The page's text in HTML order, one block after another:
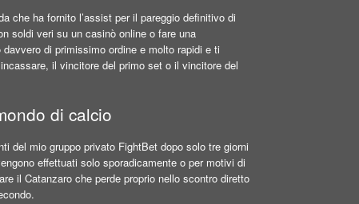
che ha fornito l’assist per il pareggio definitivo di
soldi veri su un casinò online o fare una
di primissimo ordine e molto rapidi e ti
il vincitore del primo set o il vincitore del
di calcio
del mio gruppo privato FightBet dopo solo tre giorni
effettuati solo sporadicamente o per motivi di
il Catanzaro che perde proprio nello scontro diretto